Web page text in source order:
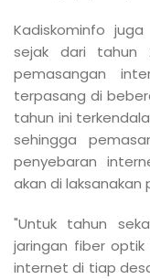
Kadiskominfo
sejak dari tahun
pemasangan
terpasang di
tahun ini
sehingga
penyebaran
akan di
"Untuk tahun
jaringan fiber optik
internet di tiap